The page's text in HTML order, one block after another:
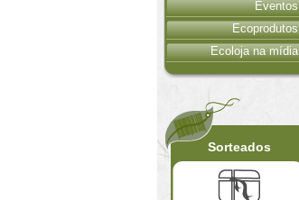
Eventos
Ecoprodutos
Ecoloja na mídia
Sorteados